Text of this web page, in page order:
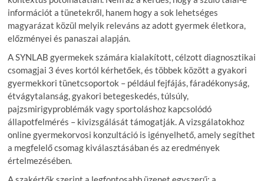
információt a tünetekről, hanem hogy a sok lehetséges
magyarázat közül melyik releváns az adott gyermek életkora,
előzményei és panaszai alapján.
A SYNLAB gyermekek számára kialakított, célzott diagnosztikai
csomagjai 3 éves kortól kérhetőek, és többek között a gyakori
gyermekkori tünetcsoportok – például fejfájás, fáradékonyság,
étvágytalanság, gyakori betegeskedés, túlsúly,
pajzsmirigyproblémák vagy sportoláshoz kapcsolódó
állapotfelmérés – kivizsgálását támogatják. A vizsgálatokhoz
online gyermekorvosi konzultáció is igényelhető, amely segíthet
a megfelelő csomag kiválasztásában és az eredmények
értelmezésében.